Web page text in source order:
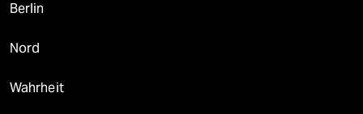
Berlin
Nord
Wahrheit